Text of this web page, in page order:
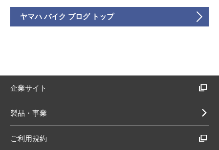
ヤマハ バイク ブログ トップ
企業サイト
製品・事業
ご利用規約